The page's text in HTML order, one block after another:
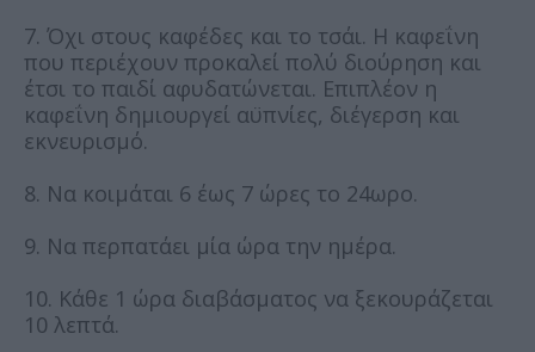
7. Όχι στους καφέδες και το τσάι. Η καφεΐνη
που περιέχουν προκαλεί πολύ διούρηση και
έτσι το παιδί αφυδατώνεται. Επιπλέον η
καφεΐνη δημιουργεί αϋπνίες, διέγερση και
εκνευρισμό.
8. Να κοιμάται 6 έως 7 ώρες το 24ωρο.
9. Να περπατάει μία ώρα την ημέρα.
10. Κάθε 1 ώρα διαβάσματος να ξεκουράζεται
10 λεπτά.